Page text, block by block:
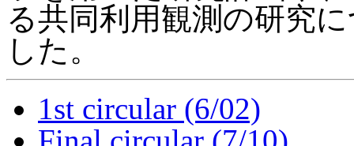
る共同利用観測の研究
した。
1st circular (6/02)